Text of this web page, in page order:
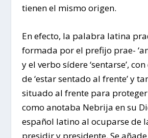
tienen el mismo origen.
En efecto, la palabra latina
formada por el prefijo prae-
y el verbo sídere ‘sentarse’,
de ‘estar sentado al frente’ y
situado al frente para proteger
como anotaba Nebrija en su
español latino al ocuparse de
presidir y presidente. Se